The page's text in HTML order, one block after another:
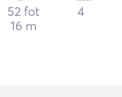
52 fot
16 m
4